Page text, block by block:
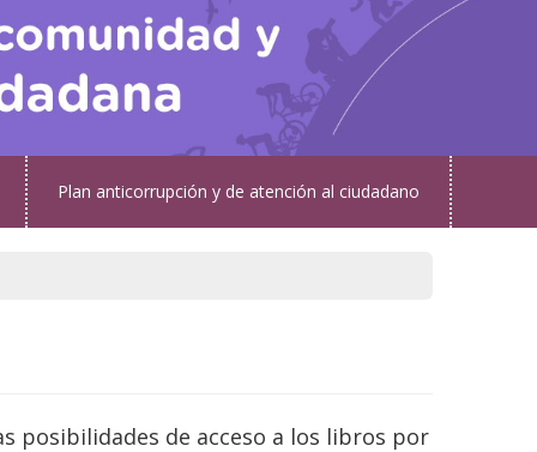
Plan anticorrupción y de atención al ciudadano
posibilidades de acceso a los libros por